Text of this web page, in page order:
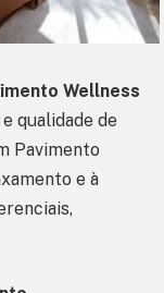
Wellness
qualidade de
Pavimento
e à